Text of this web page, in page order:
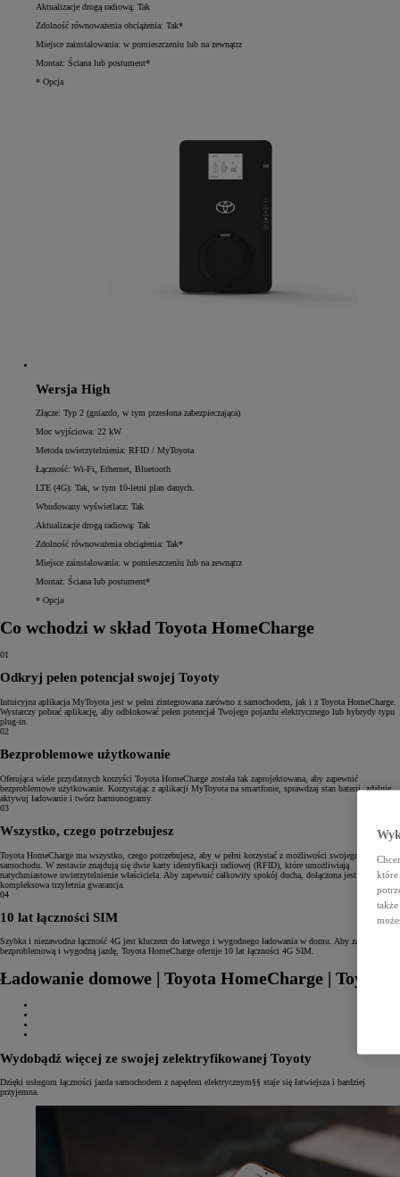
Aktualizacje drogą radiową: Tak
Zdolność równoważenia obciążenia: Tak*
Miejsce zainstalowania: w pomieszczeniu lub na zewnątrz
Montaż: Ściana lub postument*
* Opcja
Wersja High
Złącze: Typ 2 (gniazdo, w tym przesłona zabezpieczająca)
Moc wyjściowa: 22 kW
Metoda uwierzytelnienia: RFID / MyToyota
Łączność: Wi-Fi, Ethernet, Bluetooth
LTE (4G): Tak, w tym 10-letni plan danych.
Wbudowany wyświetlacz: Tak
Aktualizacje drogą radiową: Tak
Zdolność równoważenia obciążenia: Tak*
Miejsce zainstalowania: w pomieszczeniu lub na zewnątrz
Montaż: Ściana lub postument*
* Opcja
Co wchodzi w skład Toyota HomeCharge
01
Odkryj pełen potencjał swojej Toyoty
Intuicyjna aplikacja MyToyota jest w pełni zintegrowana zarówno z samochodem, jak i z Toyota HomeCharge.
Wystarczy pobrać aplikację, aby odblokować pełen potencjał Twojego pojazdu elektrycznego lub hybrydy typu
plug-in.
02
Bezproblemowe użytkowanie
Oferująca wiele przydatnych korzyści Toyota HomeCharge została tak zaprojektowana, aby zapewnić
bezproblemowe użytkowanie. Korzystając z aplikacji MyToyota na smartfonie, sprawdzaj stan baterii, zdalnie
aktywuj ładowanie i twórz harmonogramy.
03
Wszystko, czego potrzebujesz
Toyota HomeCharge ma wszystko, czego potrzebujesz, aby w pełni korzystać z możliwości swojego
samochodu. W zestawie znajdują się dwie karty identyfikacji radiowej (RFID), które umożliwiają
natychmiastowe uwierzytelnienie właściciela. Aby zapewnić całkowity spokój ducha, dołączona jest również
kompleksowa trzyletnia gwarancja.
04
10 lat łączności SIM
Szybka i niezawodna łączność 4G jest kluczem do łatwego i wygodnego ładowania w domu. Aby zapewnić
bezproblemową i wygodną jazdę, Toyota HomeCharge oferuje 10 lat łączności 4G SIM.
Ładowanie domowe | Toyota HomeCharge | Toyota
Wydobądź więcej ze swojej zelektryfikowanej Toyoty
Dzięki usługom łączności jazda samochodem z napędem elektrycznym§§ staje się łatwiejsza i bardziej
przyjemna.
które